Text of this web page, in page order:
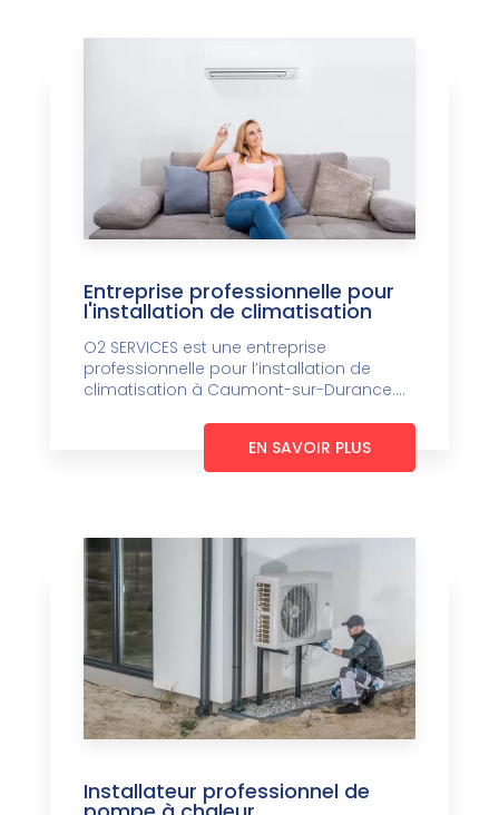
Entreprise professionnelle pour
l'installation de climatisation
O2 SERVICES est une entreprise
professionnelle pour l’installation de
climatisation à Caumont-sur-Durance....
EN SAVOIR PLUS
Installateur professionnel de